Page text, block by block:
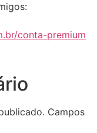
conta-premium
Campos